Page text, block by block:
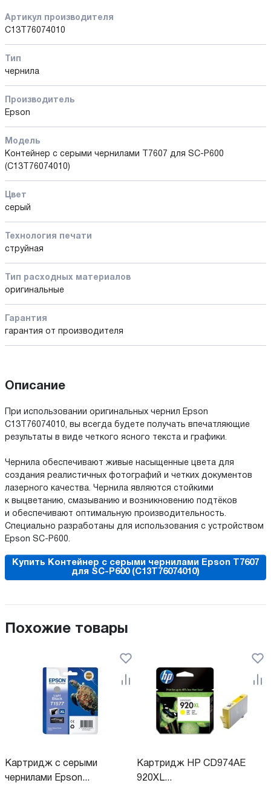
Артикул производителя
C13T76074010
Тип
чернила
Производитель
Epson
Модель
Контейнер с серыми чернилами T7607 для SC-P600
(C13T76074010)
Цвет
серый
Технология печати
струйная
Тип расходных материалов
оригинальные
Гарантия
гарантия от производителя
Описание
При использовании оригинальных чернил Epson
C13T76074010, вы всегда будете получать впечатляющие
результаты в виде четкого ясного текста и графики.
Чернила обеспечивают живые насыщенные цвета для
создания реалистичных фотографий и четких документов
лазерного качества. Чернила являются стойкими
к выцветанию, смазыванию и возникновению подтёков
и обеспечивают оптимальную производительность.
Специально разработаны для использования с устройством
Epson SC-P600.
Купить Контейнер с серыми чернилами Epson T7607
для SC-P600 (C13T76074010)
Похожие товары
Картридж с серыми
чернилами Epson...
Картридж HP CD974AE
920XL...